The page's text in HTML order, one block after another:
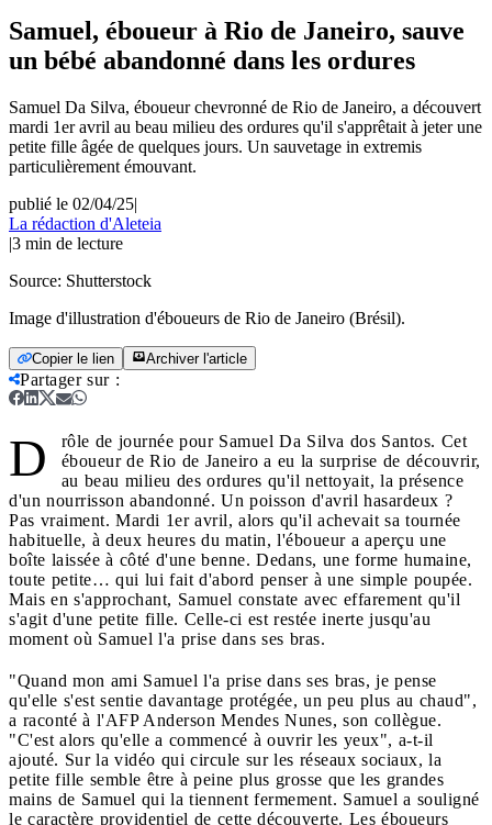
Samuel, éboueur à Rio de Janeiro, sauve
un bébé abandonné dans les ordures
Samuel Da Silva, éboueur chevronné de Rio de Janeiro, a découvert
mardi 1er avril au beau milieu des ordures qu'il s'apprêtait à jeter une
petite fille âgée de quelques jours. Un sauvetage in extremis
particulièrement émouvant.
publié le 02/04/25|
La rédaction d'Aleteia
|3 min de lecture
Source: Shutterstock
Image d'illustration d'éboueurs de Rio de Janeiro (Brésil).
Copier le lien Archiver l'article
Partager sur:
D
rôle de journée pour Samuel Da Silva dos Santos. Cet
éboueur de Rio de Janeiro a eu la surprise de découvrir,
au beau milieu des ordures qu'il nettoyait, la présence
d'un nourrisson abandonné. Un poisson d'avril hasardeux ?
Pas vraiment. Mardi 1er avril, alors qu'il achevait sa tournée
habituelle, à deux heures du matin, l'éboueur a aperçu une
boîte laissée à côté d'une benne. Dedans, une forme humaine,
toute petite… qui lui fait d'abord penser à une simple poupée.
Mais en s'approchant, Samuel constate avec effarement qu'il
s'agit d'une petite fille. Celle-ci est restée inerte jusqu'au
moment où Samuel l'a prise dans ses bras.
"Quand mon ami Samuel l'a prise dans ses bras, je pense
qu'elle s'est sentie davantage protégée, un peu plus au chaud",
a raconté à l'AFP Anderson Mendes Nunes, son collègue.
"C'est alors qu'elle a commencé à ouvrir les yeux", a-t-il
ajouté. Sur la vidéo qui circule sur les réseaux sociaux, la
petite fille semble être à peine plus grosse que les grandes
mains de Samuel qui la tiennent fermement. Samuel a souligné
le caractère providentiel de cette découverte. Les éboueurs